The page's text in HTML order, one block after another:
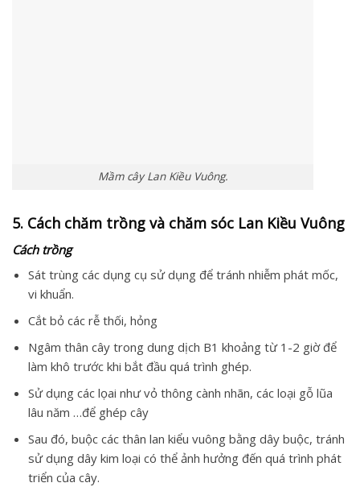
Mầm cây Lan Kiều Vuông.
5. Cách chăm trồng và chăm sóc Lan Kiều Vuông
Cách trồng
Sát trùng các dụng cụ sử dụng để tránh nhiễm phát mốc,
vi khuẩn.
Cắt bỏ các rễ thối, hỏng
Ngâm thân cây trong dung dịch B1 khoảng từ 1-2 giờ để
làm khô trước khi bắt đầu quá trình ghép.
Sử dụng các lọai như vỏ thông cành nhãn, các loại gỗ lũa
lâu năm …để ghép cây
Sau đó, buộc các thân lan kiểu vuông bằng dây buộc, tránh
sử dụng dây kim loại có thể ảnh hưởng đến quá trình phát
triển của cây.